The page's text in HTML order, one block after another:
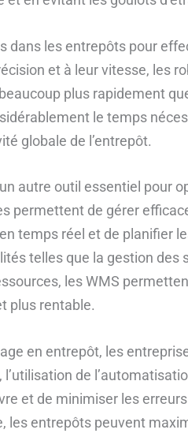
dans les entrepôts pour
et à leur vitesse, les
plus rapidement
le temps
globale de l’entrepôt.
autre outil essentiel pour
permettent de gérer
temps réel et de planifier
telles que la gestion des
les WMS
plus rentable.
en entrepôt, les
de
et de minimiser les
les entrepôts peuvent